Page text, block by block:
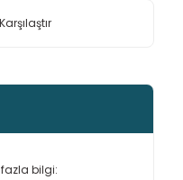
Karşılaştır
fazla bilgi: